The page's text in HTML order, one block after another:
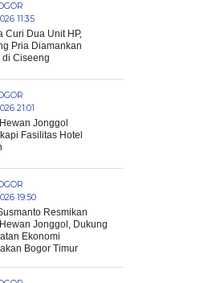
11:35
Curi Dua Unit HP,
Pria Diamankan
di Ciseeng
21:01
Jonggol
Fasilitas Hotel
19:50
Resmikan
Jonggol, Dukung
Ekonomi
Bogor Timur